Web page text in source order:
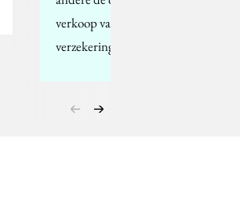
verkoop van
verzekeringen.